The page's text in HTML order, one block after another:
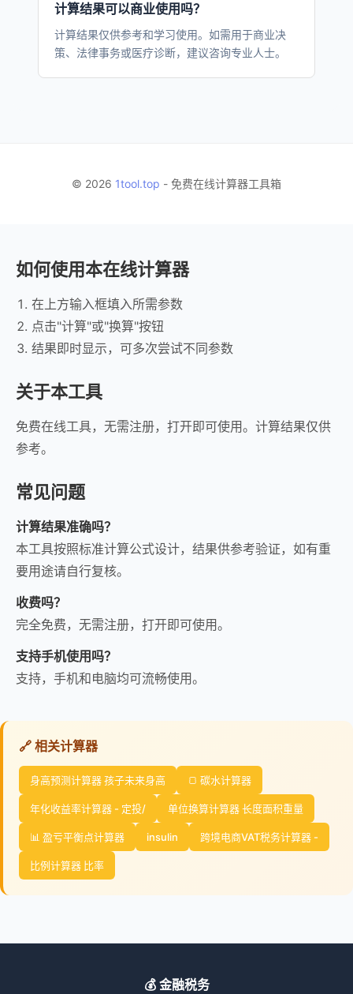
计算结果可以商业使用吗？
计算结果仅供参考和学习使用。如需用于商业决
策、法律事务或医疗诊断，建议咨询专业人士。
© 2026 1tool.top - 免费在线计算器工具箱
如何使用本在线计算器
在上方输入框填入所需参数
点击"计算"或"换算"按钮
结果即时显示，可多次尝试不同参数
关于本工具
免费在线工具，无需注册，打开即可使用。计算结果仅供
参考。
常见问题
计算结果准确吗？
本工具按照标准计算公式设计，结果供参考验证，如有重
要用途请自行复核。
收费吗？
完全免费，无需注册，打开即可使用。
支持手机使用吗？
支持，手机和电脑均可流畅使用。
🔗 相关计算器
身高预测计算器 孩子未来身高 🍞 碳水计算器
年化收益率计算器 - 定投/ 单位换算计算器 长度面积重量
📊 盈亏平衡点计算器 insulin 跨境电商VAT税务计算器 -
比例计算器 比率
💰 金融税务